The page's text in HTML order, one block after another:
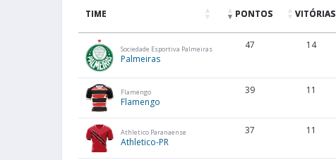
TIME PONTOS VITÓRIAS
Sociedade Esportiva Palmeiras
Palmeiras
47 14
Flamengo
Flamengo
39 11
Athletico Paranaense
Athletico-PR
37 11